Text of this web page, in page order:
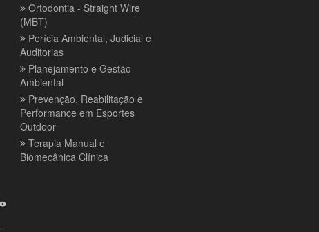
Ortodontia - Straight Wire
(MBT)
Perícia Ambiental, Judicial e
Auditorias
Planejamento e Gestão
Ambiental
Prevenção, Reabilitação e
Performance em Esportes
Outdoor
Terapia Manual e
Biomecânica Clínica